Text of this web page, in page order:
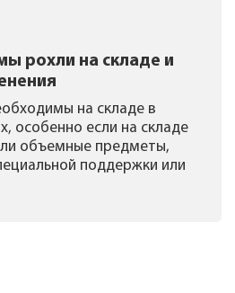
рохли на складе и
на складе в
особенно если на складе
объемные предметы,
поддержки или